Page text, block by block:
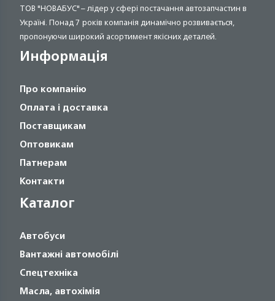
ТОВ "НОВАБУС" – лідер у сфері постачання автозапчастин в
Україні. Понад 7 років компанія динамічно розвивається,
пропонуючи широкий асортимент якісних деталей.
Информація
Про компанію
Оплата і доставка
Поставщикам
Оптовикам
Патнерам
Контакти
Каталог
Автобуси
Вантажні автомобілі
Спецтехніка
Масла, автохімія